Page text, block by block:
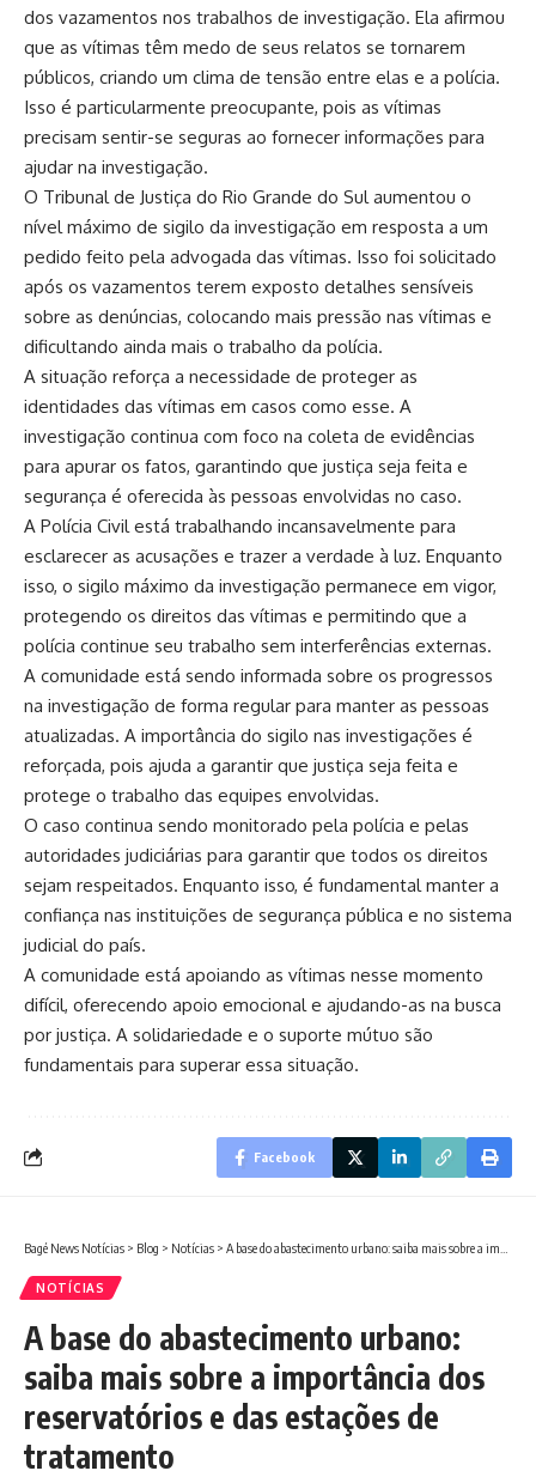
dos vazamentos nos trabalhos de investigação. Ela afirmou
que as vítimas têm medo de seus relatos se tornarem
públicos, criando um clima de tensão entre elas e a polícia.
Isso é particularmente preocupante, pois as vítimas
precisam sentir-se seguras ao fornecer informações para
ajudar na investigação.
O Tribunal de Justiça do Rio Grande do Sul aumentou o
nível máximo de sigilo da investigação em resposta a um
pedido feito pela advogada das vítimas. Isso foi solicitado
após os vazamentos terem exposto detalhes sensíveis
sobre as denúncias, colocando mais pressão nas vítimas e
dificultando ainda mais o trabalho da polícia.
A situação reforça a necessidade de proteger as
identidades das vítimas em casos como esse. A
investigação continua com foco na coleta de evidências
para apurar os fatos, garantindo que justiça seja feita e
segurança é oferecida às pessoas envolvidas no caso.
A Polícia Civil está trabalhando incansavelmente para
esclarecer as acusações e trazer a verdade à luz. Enquanto
isso, o sigilo máximo da investigação permanece em vigor,
protegendo os direitos das vítimas e permitindo que a
polícia continue seu trabalho sem interferências externas.
A comunidade está sendo informada sobre os progressos
na investigação de forma regular para manter as pessoas
atualizadas. A importância do sigilo nas investigações é
reforçada, pois ajuda a garantir que justiça seja feita e
protege o trabalho das equipes envolvidas.
O caso continua sendo monitorado pela polícia e pelas
autoridades judiciárias para garantir que todos os direitos
sejam respeitados. Enquanto isso, é fundamental manter a
confiança nas instituições de segurança pública e no sistema
judicial do país.
A comunidade está apoiando as vítimas nesse momento
difícil, oferecendo apoio emocional e ajudando-as na busca
por justiça. A solidariedade e o suporte mútuo são
fundamentais para superar essa situação.
Facebook
Bagé News Notícias > Blog > Notícias > A base do abastecimento urbano: saiba mais sobre a importância dos reservatórios e das estações de tratamento
NOTÍCIAS
A base do abastecimento urbano:
saiba mais sobre a importância dos
reservatórios e das estações de
tratamento